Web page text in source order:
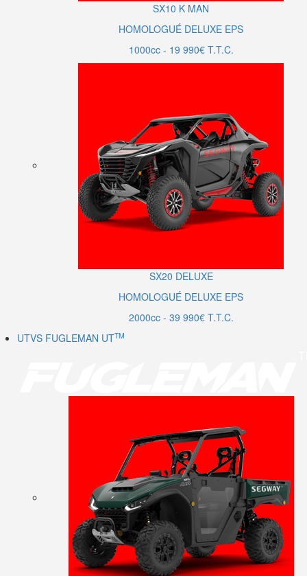
SX10 K MAN
HOMOLOGUÉ DELUXE EPS
1000cc - 19 990€ T.T.C.
SX20 DELUXE
HOMOLOGUÉ DELUXE EPS
2000cc - 39 990€ T.T.C.
UTVS FUGLEMAN UTTM